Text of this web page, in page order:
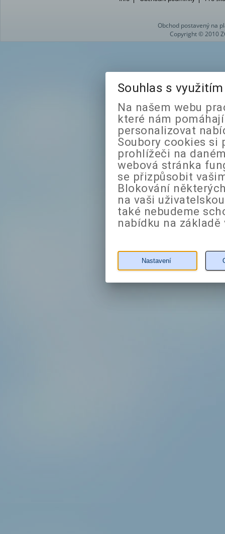
Obchod postavený na
Copyright © 2010
Souhlas s
Na našem webu
které nám
personalizovat
Soubory cookies si
prohlížeči na
webová stránka
se přizpůsobit
Blokování
na vaši
také nebudeme
nabídku na
Nastavení